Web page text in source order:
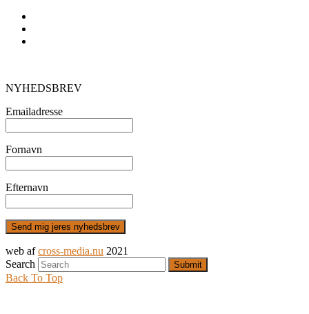
NYHEDSBREV
Emailadresse
Fornavn
Efternavn
web afcross-media.nu 2021
Search
Submit
Back To Top